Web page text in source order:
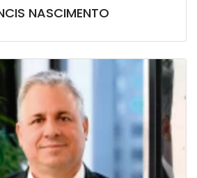
NASCIMENTO